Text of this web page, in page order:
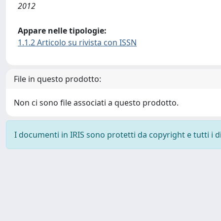
2012
Appare nelle tipologie:
1.1.2 Articolo su rivista con ISSN
File in questo prodotto:
Non ci sono file associati a questo prodotto.
I documenti in IRIS sono protetti da copyright e tutti i